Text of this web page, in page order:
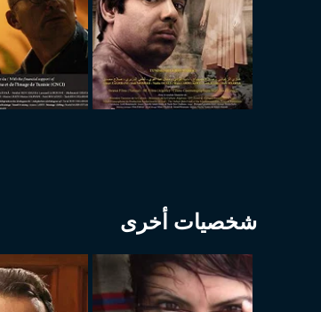
شخصيات أخرى